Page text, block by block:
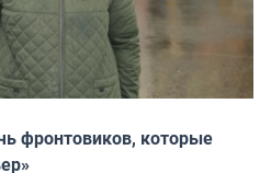
фронтовиков, которые